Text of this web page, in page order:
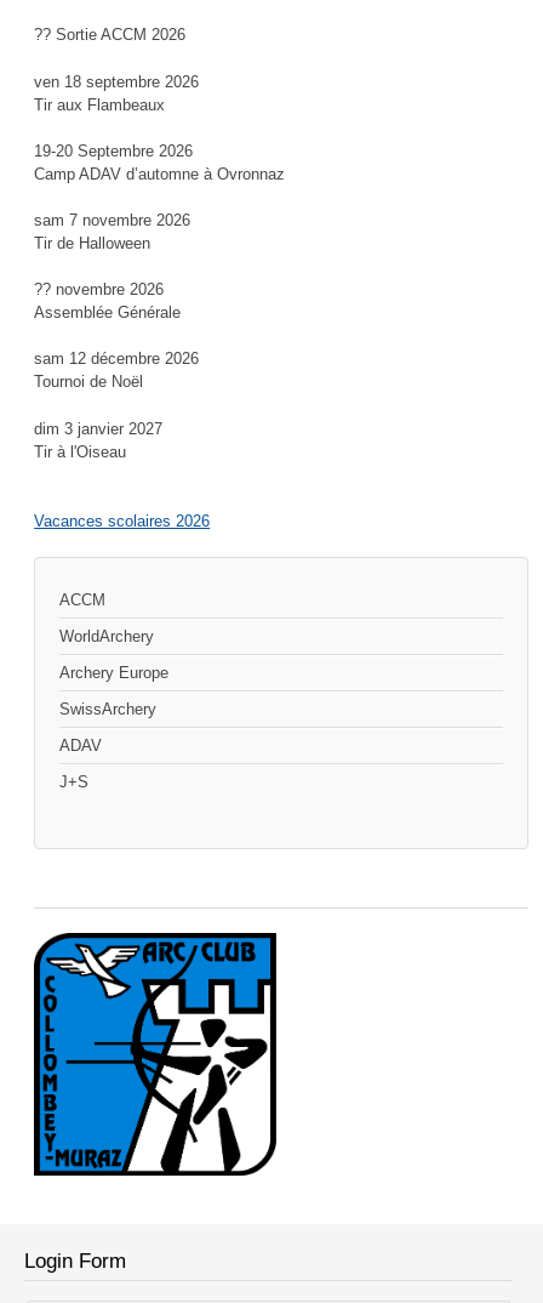
?? Sortie ACCM 2026
ven 18 septembre 2026
Tir aux Flambeaux
19-20 Septembre 2026
Camp ADAV d’automne à Ovronnaz
sam 7 novembre 2026
Tir de Halloween
?? novembre 2026
Assemblée Générale
sam 12 décembre 2026
Tournoi de Noël
dim 3 janvier 2027
Tir à l'Oiseau
Vacances scolaires 2026
ACCM
WorldArchery
Archery Europe
SwissArchery
ADAV
J+S
Login Form